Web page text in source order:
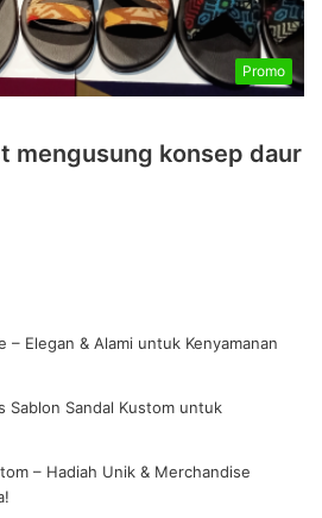
Promo
mengusung konsep daur
– Elegan & Alami untuk Kenyamanan
Sablon Sandal Kustom untuk
– Hadiah Unik & Merchandise